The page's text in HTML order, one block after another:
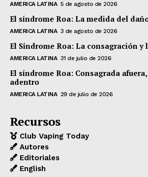
AMERICA LATINA 5 de agosto de 2026
El síndrome Roa: La medida del
AMERICA LATINA 3 de agosto de 2026
El Síndrome Roa: La consagración y
AMERICA LATINA 31 de julio de 2026
El síndrome Roa: Consagrada
adentro
AMERICA LATINA 29 de julio de 2026
Recursos
Club Vaping Today
Autores
Editoriales
English